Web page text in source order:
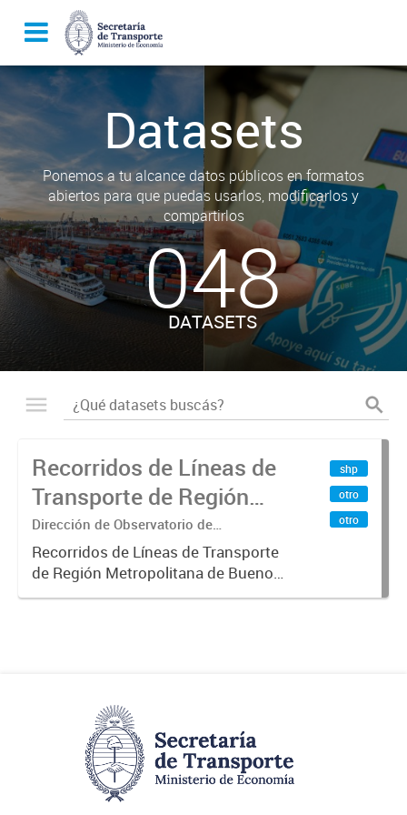
Datasets
Ponemos a tu alcance datos públicos en formatos
abiertos para que puedas usarlos, modificarlos y
compartirlos
048
DATASETS
Recorridos de Líneas de
Transporte de Región
Metropolitana de
Buenos Aires (RMBA)
Dirección de Observatorio de
Transporte, Estudio y Sistemas
Recorridos de Líneas de Transporte
de Región Metropolitana de Buenos
Aires (RMBA).-
shp
otro
otro